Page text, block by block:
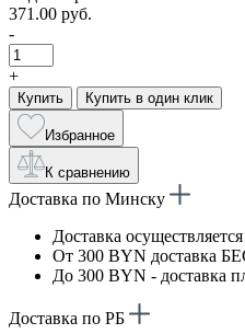
371.00 руб.
-
+
Купить Купить в один клик
Избранное
К сравнению
Доставка по Минску
Доставка
От 300 BYN доставка
До 300 BYN - доставка
Доставка по РБ